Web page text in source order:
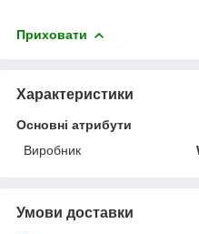
Приховати
Характеристики
Основні атрибути
Виробник
Умови доставки